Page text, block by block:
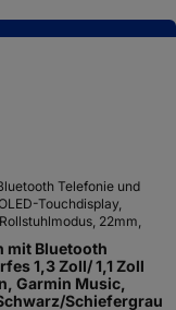
mit Bluetooth
1,3 Zoll/ 1,1 Zoll
Garmin Music,
Schiefergrau